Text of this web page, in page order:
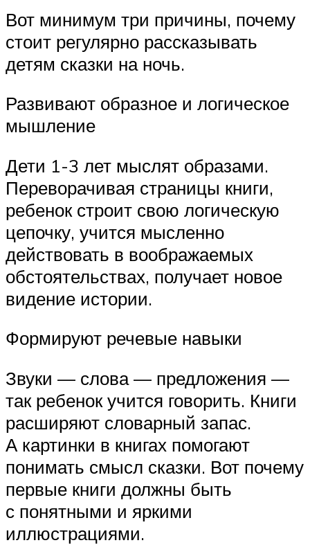
Вот минимум три причины, почему
стоит регулярно рассказывать
детям сказки на ночь.
Развивают образное и логическое
мышление
Дети 1-3 лет мыслят образами.
Переворачивая страницы книги,
ребенок строит свою логическую
цепочку, учится мысленно
действовать в воображаемых
обстоятельствах, получает новое
видение истории.
Формируют речевые навыки
Звуки — слова — предложения —
так ребенок учится говорить. Книги
расширяют словарный запас.
А картинки в книгах помогают
понимать смысл сказки. Вот почему
первые книги должны быть
с понятными и яркими
иллюстрациями.